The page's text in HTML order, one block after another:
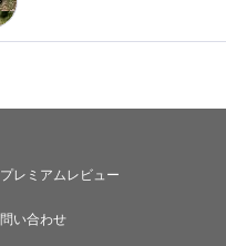
プレミアムレビュー
問い合わせ